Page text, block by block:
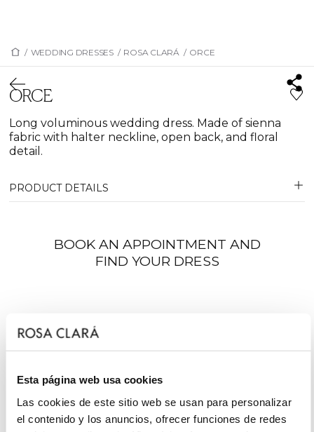
Esta página web usa cookies
Las cookies de este sitio web se usan para personalizar
el contenido y los anuncios, ofrecer funciones de redes
/ WEDDING DRESSES / ROSA CLARÁ / ORCE
ORCE
Long voluminous wedding dress. Made of sienna
fabric with halter neckline, open back, and floral
detail.
PRODUCT DETAILS
BOOK AN APPOINTMENT AND
FIND YOUR DRESS